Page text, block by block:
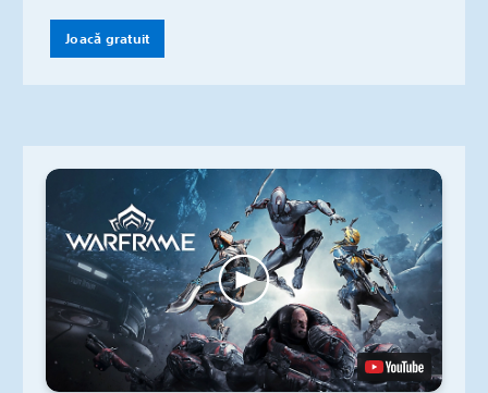
Joacă gratuit